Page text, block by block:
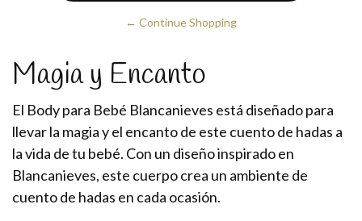
← Continue Shopping
Magia y Encanto
El Body para Bebé Blancanieves está diseñado para
llevar la magia y el encanto de este cuento de hadas a
la vida de tu bebé. Con un diseño inspirado en
Blancanieves, este cuerpo crea un ambiente de
cuento de hadas en cada ocasión.